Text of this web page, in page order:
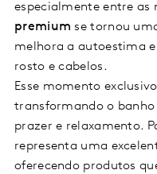
especialmente entre as
premiumse tornou
melhora a autoestima
rosto e cabelos.
Esse momento
transformando o
prazer e relaxamento.
representa uma
oferecendo produtos